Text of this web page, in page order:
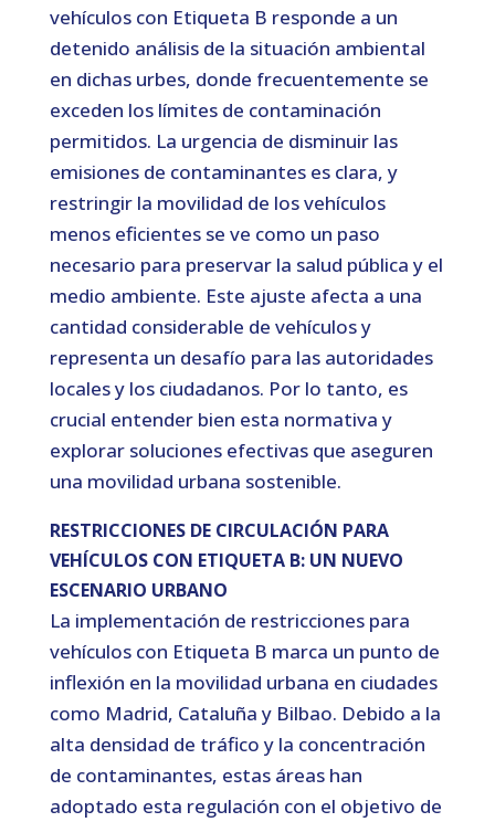
vehículos con Etiqueta B responde a un
detenido análisis de la situación ambiental
en dichas urbes, donde frecuentemente se
exceden los límites de contaminación
permitidos. La urgencia de disminuir las
emisiones de contaminantes es clara, y
restringir la movilidad de los vehículos
menos eficientes se ve como un paso
necesario para preservar la salud pública y el
medio ambiente. Este ajuste afecta a una
cantidad considerable de vehículos y
representa un desafío para las autoridades
locales y los ciudadanos. Por lo tanto, es
crucial entender bien esta normativa y
explorar soluciones efectivas que aseguren
una movilidad urbana sostenible.
RESTRICCIONES DE CIRCULACIÓN PARA
VEHÍCULOS CON ETIQUETA B: UN NUEVO
ESCENARIO URBANO
La implementación de restricciones para
vehículos con Etiqueta B marca un punto de
inflexión en la movilidad urbana en ciudades
como Madrid, Cataluña y Bilbao. Debido a la
alta densidad de tráfico y la concentración
de contaminantes, estas áreas han
adoptado esta regulación con el objetivo de